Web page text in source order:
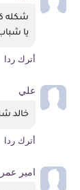
شكله
يا
أترك ردا
علي
خالد
أترك ردا
امير عمر